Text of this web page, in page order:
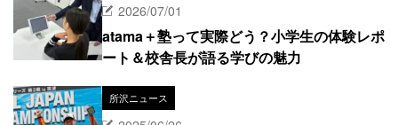
2026/07/01
atama＋塾って実際どう？小学生の体験レポ
ート＆校舎長が語る学びの魅力
所沢ニュース